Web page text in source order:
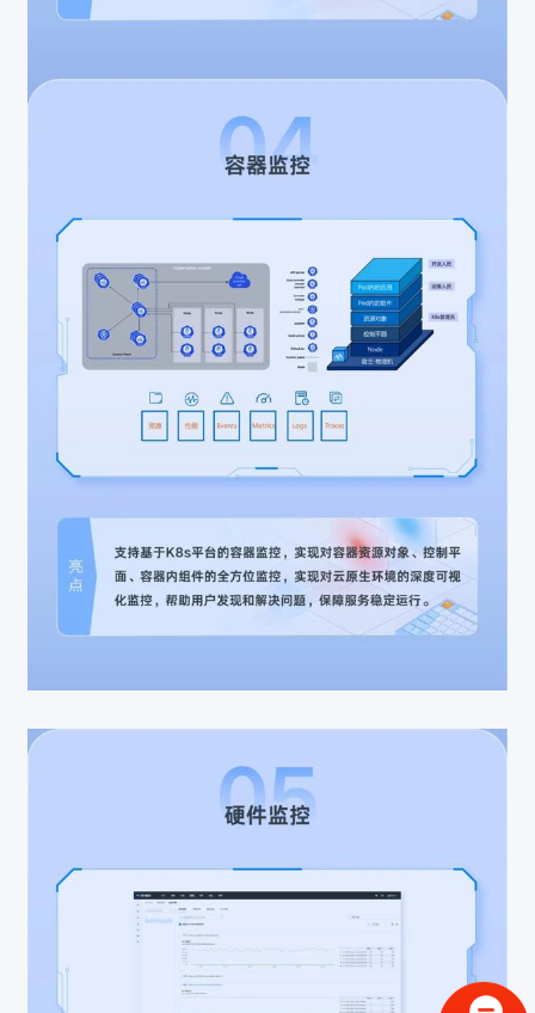
验证码登录 密码登录